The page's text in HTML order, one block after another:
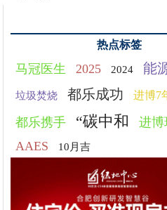
热点标签
马冠医生 2025 2024 能
垃圾焚烧 都乐成功 进博7
都乐携手 “碳中和
进博
AAES
10月吉